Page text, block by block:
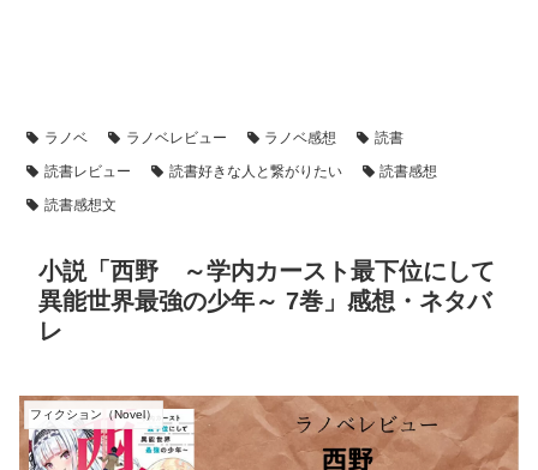
ラノベ ラノベレビュー ラノベ感想
読書
読書レビュー
読書好きな人と繋がりたい
読書感想
読書感想文
小説「西野 ～学内カースト最下位にして
異能世界最強の少年～ 7巻」感想・ネタバ
レ
フィクション（Novel）